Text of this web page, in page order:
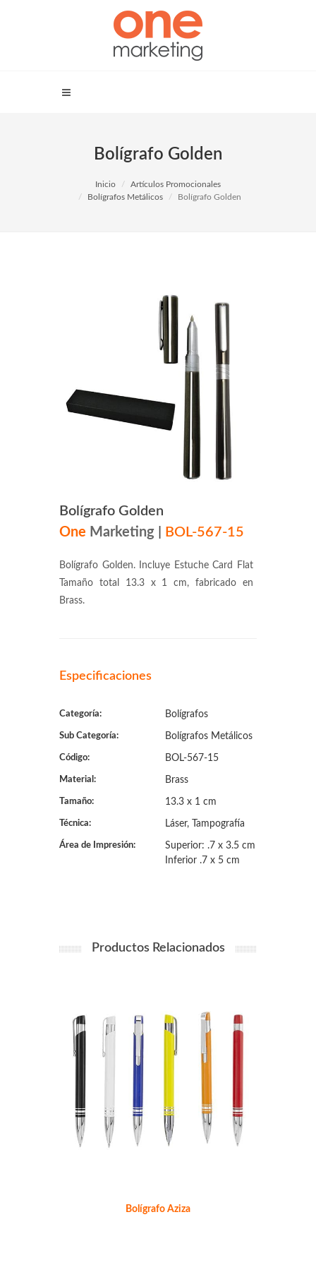
Bolígrafo Golden
Inicio
Artículos Promocionales
Bolígrafos Metálicos
Bolígrafo Golden
Bolígrafo Golden
One Marketing BOL-567-15
Bolígrafo Golden. Incluye Estuche Card Flat
Tamaño total 13.3 x 1 cm, fabricado en
Brass.
Especificaciones
Categoría: Bolígrafos
Sub Categoría: Bolígrafos Metálicos
Código: BOL-567-15
Material: Brass
Tamaño: 13.3 x 1 cm
Técnica: Láser, Tampografía
Área de Impresión:
Superior: .7 x 3.5 cm
Inferior .7 x 5 cm
Productos Relacionados
Bolígrafo Aziza